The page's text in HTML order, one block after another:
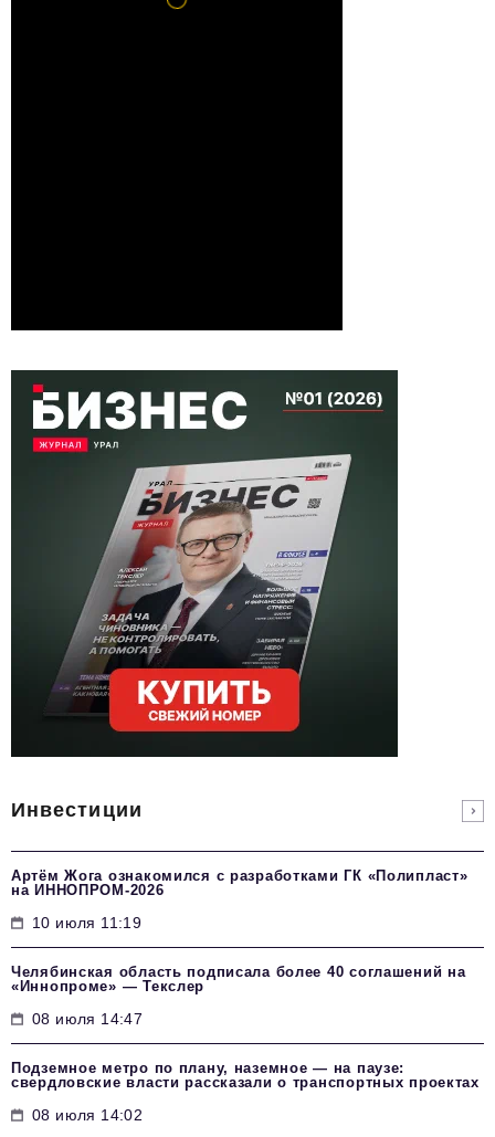
Инвестиции
Артём Жога ознакомился с разработками ГК «Полипласт»
на ИННОПРОМ-2026
10 июля 11:19
Челябинская область подписала более 40 соглашений на
«Иннопроме» — Текслер
08 июля 14:47
Подземное метро по плану, наземное — на паузе:
свердловские власти рассказали о транспортных проектах
08 июля 14:02